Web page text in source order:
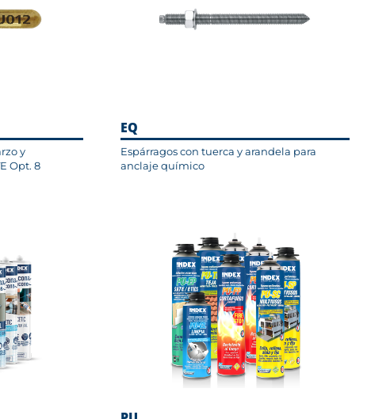
y
Opt. 8
EQ
Espárragos con tuerca y arandela para
anclaje químico